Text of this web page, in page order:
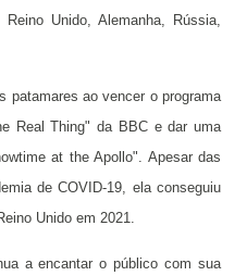
Unido, Alemanha, Rússia,
patamares ao vencer o programa
Real Thing" da BBC e dar uma
at the Apollo". Apesar das
de COVID-19, ela conseguiu
Unido em 2021.
a encantar o público com sua